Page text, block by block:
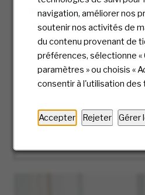
navigation, améliorer nos
soutenir nos activités de
du contenu provenant de
préférences, sélectionne «
paramètres » ou choisis «
consentir à l'utilisation des
Accepter Rejeter Gérer
McKesson |
les patients
Rencontrez Alisha et
pharmacie chez
comment les dirigeants
résultats pour les patients
bienveillance.